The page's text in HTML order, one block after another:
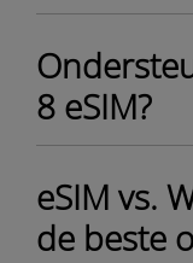
8 eSIM?
eSIM vs.
de beste